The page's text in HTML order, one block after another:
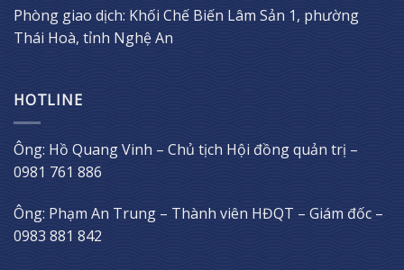
Phòng giao dịch: Khối Chế Biến Lâm Sản 1, phường
Thái Hoà, tỉnh Nghệ An
HOTLINE
Ông: Hồ Quang Vinh – Chủ tịch Hội đồng quản trị –
0981 761 886
Ông: Phạm An Trung – Thành viên HĐQT – Giám đốc –
0983 881 842